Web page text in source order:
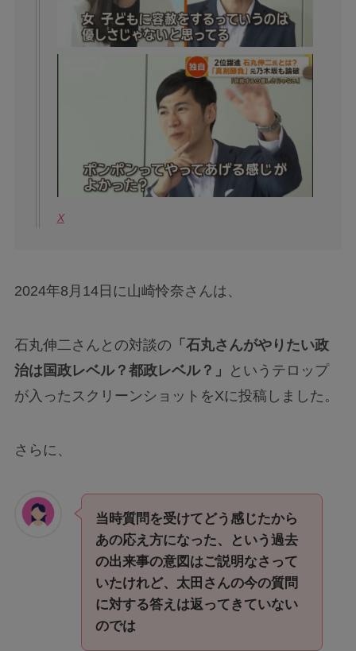
X
2024年8月14日に山崎怜奈さんは、
石丸伸二さんとの対談の 「石丸さんがやりたい政
治は国政レベル？都政レベル？」
というテロップ
が入ったスクリーンショットをXに投稿しました。
さらに、
当時質問を受けてどう感じたから
あの応え方になった、という過去
の出来事の意図はご説明なさって
いたけれど、太田さんの今の質問
に対する答えは返ってきていない
のでは